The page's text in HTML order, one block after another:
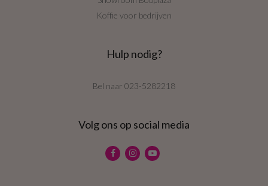
Koffie voor bedrijven
Hulp nodig?
Bel naar 023-5282218
Volg ons op social media